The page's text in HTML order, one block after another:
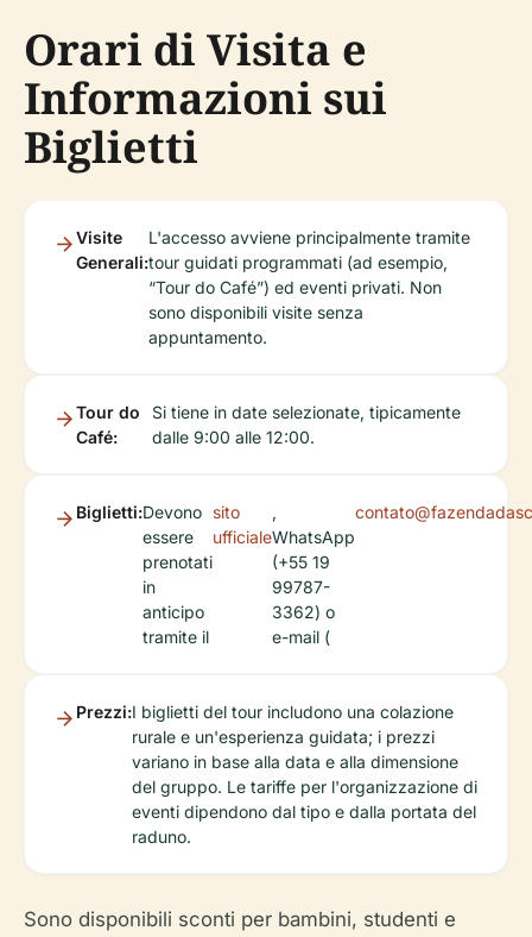
Orari di Visita e
Informazioni sui
Biglietti
Visite
Generali:
L'accesso avviene principalmente tramite
tour guidati programmati (ad esempio,
“Tour do Café”) ed eventi privati. Non
sono disponibili visite senza
appuntamento.
Tour do
Café:
Si tiene in date selezionate, tipicamente
dalle 9:00 alle 12:00.
Biglietti:Devono
essere
prenotati
in
anticipo
tramite il
sito
ufficiale
,
WhatsApp
(+55 19
99787-
3362) o
e-mail (
Prezzi:I biglietti del tour includono una colazione
rurale e un'esperienza guidata; i prezzi
variano in base alla data e alla dimensione
del gruppo. Le tariffe per l'organizzazione di
eventi dipendono dal tipo e dalla portata del
raduno.
Sono disponibili sconti per bambini, studenti e